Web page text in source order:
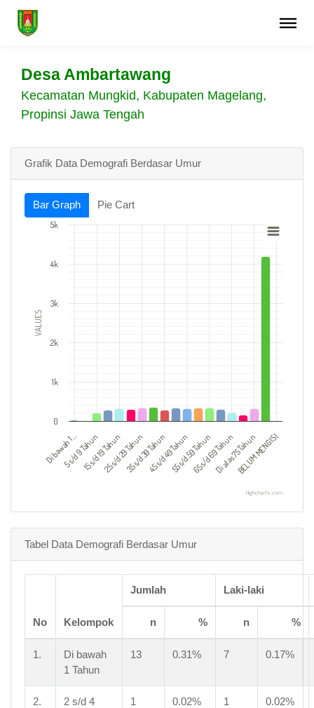
Desa Ambartawang
Kecamatan Mungkid, Kabupaten Magelang,
Propinsi Jawa Tengah
Grafik Data Demografi Berdasar Umur
Bar Graph Pie Cart
VALUES
Di bawah 1…5 s/d 9 Tahun15 s/d 19 Tahun25 s/d 29 Tahun35 s/d 39 Tahun45 s/d 49 Tahun55 s/d 59 Tahun65 s/d 69 TahunDi atas 75 Tahun
BELUM MENGISI
0
1k
2k
3k
4k
5k
Highcharts.com
Tabel Data Demografi Berdasar Umur
No Kelompok
Jumlah Laki-laki
n % n %
1.
Di bawah
1 Tahun
13 0.31% 7 0.17%
2.
2 s/d 4
1 0.02% 1 0.02%